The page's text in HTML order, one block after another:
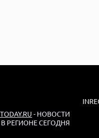
- НОВОСТИ
РЕГИОНЕ СЕГОДНЯ